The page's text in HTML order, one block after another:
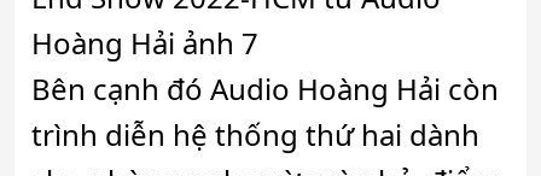
Bên cạnh đó Audio Hoàng Hải còn
trình diễn hệ thống thứ hai dành